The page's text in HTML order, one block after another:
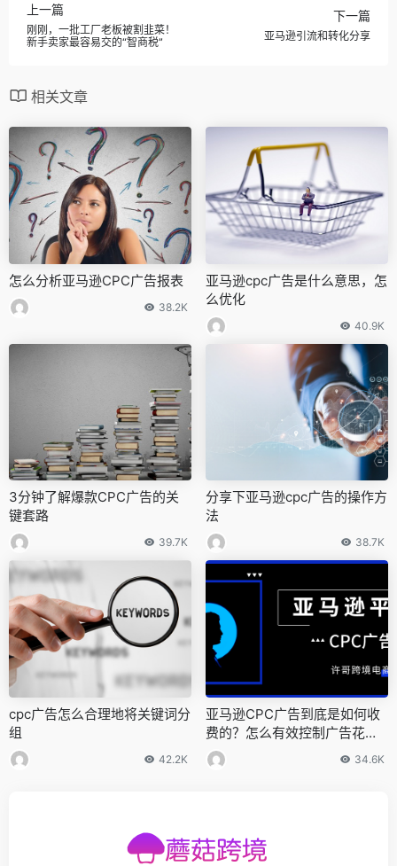
上一篇
刚刚，一批工厂老板被割韭菜！
新手卖家最容易交的“智商税”
下一篇
亚马逊引流和转化分享
相关文章
怎么分析亚马逊CPC广告报表
38.2K
亚马逊cpc广告是什么意思，怎
么优化
40.9K
3分钟了解爆款CPC广告的关
键套路
39.7K
分享下亚马逊cpc广告的操作方
法
38.7K
cpc广告怎么合理地将关键词分
组
42.2K
亚马逊CPC广告到底是如何收
费的？怎么有效控制广告花
费？【亚马逊收费项目】
34.6K